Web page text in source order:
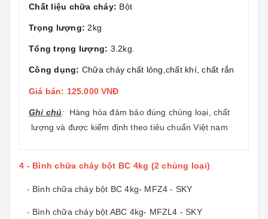
Chất liệu chữa cháy: Bột
Trọng lượng: 2kg
Tổng trọng lượng: 3.2kg.
Công dụng: Chữa cháy chất lỏng,chất khí, chất rắn
Giá bán: 125.000 VNĐ
Ghi chú: Hàng hóa đảm bảo đúng chủng loại, chất
lượng và được kiểm định theo tiêu chuẩn Việt nam
4 - Bình chữa cháy bột BC 4kg (2 chủng loại)
- Bình chữa cháy bột BC 4kg- MFZ4 - SKY
- Bình chữa cháy bột ABC 4kg- MFZL4 - SKY